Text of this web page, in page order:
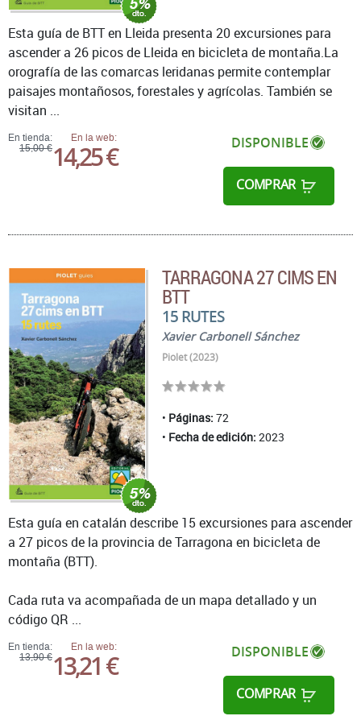
En tienda:
15,00 €
En la web:
14,25 € DISPONIBLE
COMPRAR
Esta guía de BTT en Lleida presenta 20 excursiones para
ascender a 26 picos de Lleida en bicicleta de montaña.La
orografía de las comarcas leridanas permite contemplar
paisajes montañosos, forestales y agrícolas. También se
visitan ...
TARRAGONA 27 CIMS EN
BTT
15 RUTES
Xavier Carbonell Sánchez
Piolet (2023)
Páginas: 72
Fecha de edición: 2023
En tienda:
13,90 €
En la web:
13,21 € DISPONIBLE
COMPRAR
Esta guía en catalán describe 15 excursiones para ascender
a 27 picos de la provincia de Tarragona en bicicleta de
montaña (BTT).
Cada ruta va acompañada de un mapa detallado y un
código QR ...